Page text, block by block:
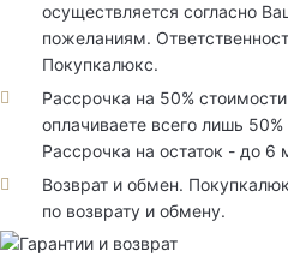
осуществляется согласно
пожеланиям.
Покупкалюкс.
Рассрочка на 50%
оплачиваете всего лишь
Рассрочка на остаток - до 6
Возврат и обмен.
по возврату и обмену.